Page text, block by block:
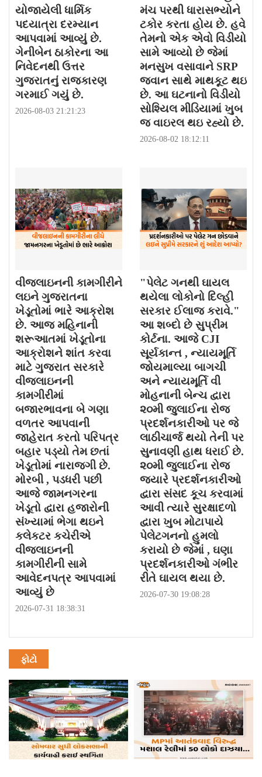
યોજાયેલી ધાર્મિક
પદયાત્રા દરમ્યાન
આપવામાં આવ્યું છે.
ગેનીબેન ઠાકોરના આ
નિવેદનથી ઉત્તર
ગુજરાતનું રાજકારણ
ગરમાઈ ગયું છે.
2026-08-03 21:21:23
મંચ પરથી ધારાસભ્યોને
ટકોર કરતા હોય છે. હવે
તેમનો એક એવો વિડીયો
સામે આવ્યો છે જેમાં
મનસુખ વસાવાને SRP
જવાન સાથે માથકૂટ થઇ
છે. આ ઘટનાનો વિડીયો
સોશ્યિલ મીડિયામાં ખુબ
જ વાઇરલ થઇ રહ્યો છે.
2026-08-02 18:12:11
વીજલાઇનની કામગીરીને
લઇને ગુજરાતના
ખેડૂતોમાં ભારે આક્રોશ
છે. આજ મહિનાની
શરૂઆતમાં ખેડૂતોના
આક્રોશને શાંત કરવા
માટે ગુજરાત સરકારે
વીજલાઇનની
કામગીરીમાં
બજારભાવના બે ગણા
વળતર આપવાની
જાહેરાત કરતો પરિપત્ર
બહાર પડ્યો તેમ છતાં
ખેડૂતોમાં નારાજગી છે.
મોરબી , પડધરી પછી
આજે જામનગરના
ખેડૂતો દ્વારા હજારોની
સંખ્યામાં ભેગા થઇને
કલેકટર કચેરીએ
વીજલાઇનની
કામગીરીની સામે
આવેદનપત્ર આપવામાં
આવ્યું છે
2026-07-31 18:38:31
"પેલેટ ગનથી ઘાયલ
થયેલા લોકોનો દિલ્હી
સરકાર ઈલાજ કરાવે."
આ શબ્દો છે સુપ્રીમ
કોર્ટના. આજે CJI
સૂર્યકાન્ત , ન્યાયમૂર્તિ
જોયમાલ્યા બાગચી
અને ન્યાયમૂર્તિ વી
મોહનાની બેન્ચ દ્વારા
૨૦મી જુલાઈના રોજ
પ્રદર્શનકારીઓ પર જે
લાઠીચાર્જ થયો તેની પર
સુનાવણી હાથ ધરાઈ છે.
૨૦મી જુલાઈના રોજ
જયારે પ્રદર્શનકારીઓ
દ્વારા સંસદ કૂચ કરવામાં
આવી ત્યારે સુરક્ષાદળો
દ્વારા ખુબ મોટાપાયે
પેલેટગનનો હુમલો
કરાયો છે જેમાં , ઘણા
પ્રદર્શનકારીઓ ગંભીર
રીતે ઘાયલ થયા છે.
2026-07-30 19:08:28
ફોટો